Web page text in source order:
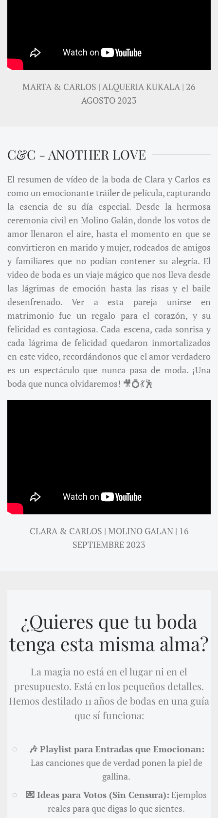
MARTA & CARLOS | ALQUERIA KUKALA | 26
AGOSTO 2023
C&C - ANOTHER LOVE
El resumen de vídeo de la boda de Clara y Carlos es
como un emocionante tráiler de película, capturando
la esencia de su día especial. Desde la hermosa
ceremonia civil en Molino Galán, donde los votos de
amor llenaron el aire, hasta el momento en que se
convirtieron en marido y mujer, rodeados de amigos
y familiares que no podían contener su alegría. El
video de boda es un viaje mágico que nos lleva desde
las lágrimas de emoción hasta las risas y el baile
desenfrenado. Ver a esta pareja unirse en
matrimonio fue un regalo para el corazón, y su
felicidad es contagiosa. Cada escena, cada sonrisa y
cada lágrima de felicidad quedaron inmortalizados
en este video, recordándonos que el amor verdadero
es un espectáculo que nunca pasa de moda. ¡Una
boda que nunca olvidaremos! 🎥💍💃🕺
CLARA & CARLOS | MOLINO GALAN | 16
SEPTIEMBRE 2023
¿Quieres que tu boda
tenga esta misma alma?
La magia no está en el lugar ni en el
presupuesto. Está en los pequeños detalles.
Hemos destilado 11 años de bodas en una guía
que sí funciona:
🎶 Playlist para Entradas que Emocionan:
Las canciones que de verdad ponen la piel de
gallina.
💌 Ideas para Votos (Sin Censura): Ejemplos
reales para que digas lo que sientes.